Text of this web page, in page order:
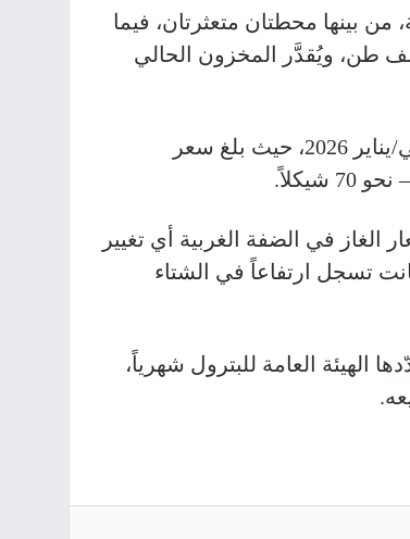
محطات الغاز في الضفة الغربية 32 محطة، من بينها محطتان متعثرتان، فيما
السعة التخزينية الإجمالية للمحطات إلى نحو 15 ألف طن، ويُقدَّر المخزون الحالي
وحافظت أسعار الغاز على استقرارها خلال كانون الثاني/يناير 2026، حيث بلغ سعر
في الضفة الغربية أي تغيير
التي كانت تسجل ارتفاعاً في الشتاء
الهيئة العامة للبترول شهرياً،